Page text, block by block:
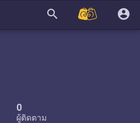
search account_circle
0
ผู้ติดตาม